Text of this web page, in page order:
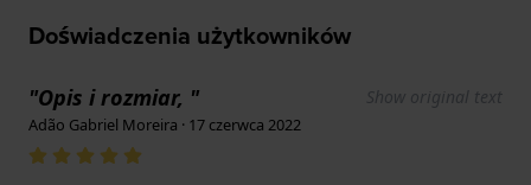
Doświadczenia użytkowników
"Opis i rozmiar, " Show original text
Adão Gabriel Moreira · 17 czerwca 2022